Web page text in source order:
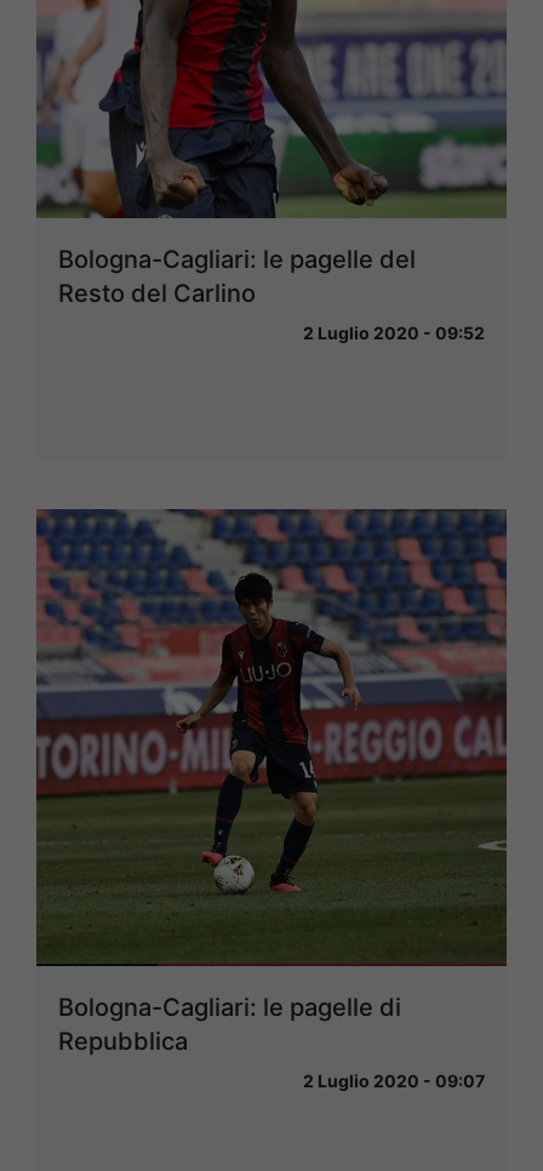
Bologna-Cagliari: le pagelle del
Resto del Carlino
2 Luglio 2020 - 09:52
Bologna-Cagliari: le pagelle di
Repubblica
2 Luglio 2020 - 09:07